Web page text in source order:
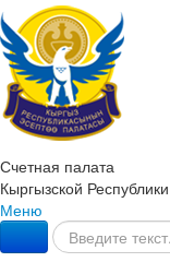
Счетная палата
Кыргызской Республики
Меню